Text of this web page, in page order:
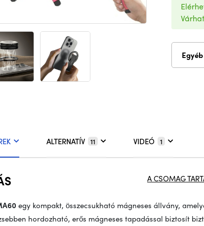
ALTERNATÍV 11 VIDEÓ 1
A CSOMAG
egy kompakt, összecsukható mágneses állvány,
hordozható, erős mágneses tapadással biztosít